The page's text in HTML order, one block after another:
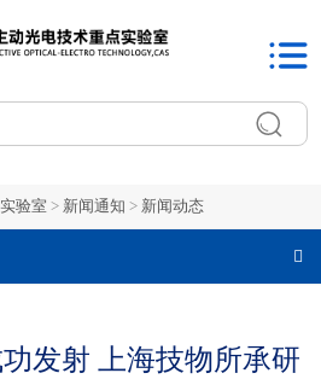
验室 > 新闻通知 > 新闻动态
发射 上海技物所承研